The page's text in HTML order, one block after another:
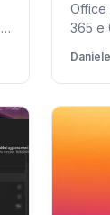
Office
365 e